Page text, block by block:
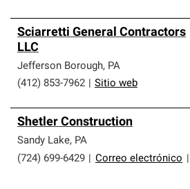
Sciarretti General Contractors
LLC
Jefferson Borough, PA
(412) 853-7962
Sitio web
Shetler Construction
Sandy Lake, PA
(724) 699-6429
Correo electrónico